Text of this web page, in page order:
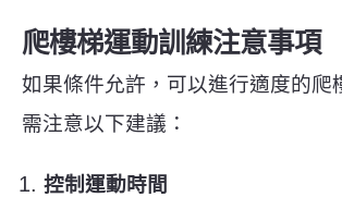
爬樓梯運動訓練注意事項
如果條件允許，可以進行適度的爬
需注意以下建議：
控制運動時間